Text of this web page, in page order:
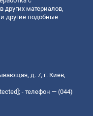
материалов,
другие подобные
д. 7, г. Киев,
; - телефон — (044)